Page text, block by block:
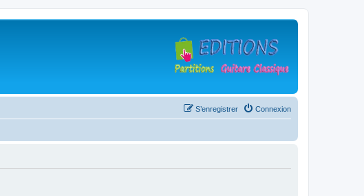
Connexion
S’enregistrer